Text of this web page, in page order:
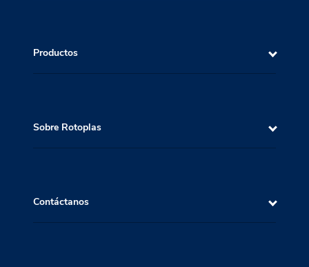
Productos
Sobre Rotoplas
Contáctanos